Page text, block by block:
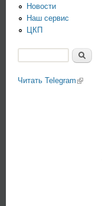
Новости
Наш сервис
ЦКП
Читать Telegram (link is